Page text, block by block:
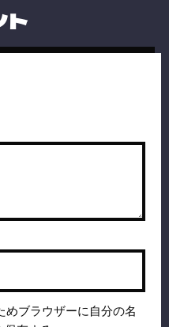
ト
めブラウザーに自分の名